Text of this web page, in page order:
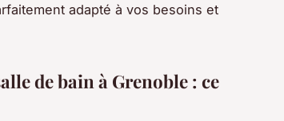
adapté à vos besoins et
de bain à Grenoble : ce